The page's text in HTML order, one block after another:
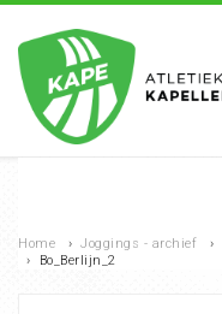
Home › Joggings - archief ›
›
Bo_Berlijn_2